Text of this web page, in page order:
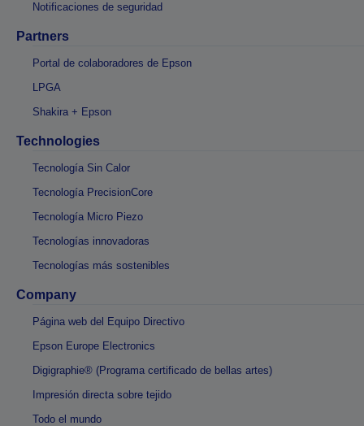
Notificaciones de seguridad
Partners
Portal de colaboradores de Epson
LPGA
Shakira + Epson
Technologies
Tecnología Sin Calor
Tecnología PrecisionCore
Tecnología Micro Piezo
Tecnologías innovadoras
Tecnologías más sostenibles
Company
Página web del Equipo Directivo
Epson Europe Electronics
Digigraphie® (Programa certificado de bellas artes)
Impresión directa sobre tejido
Todo el mundo